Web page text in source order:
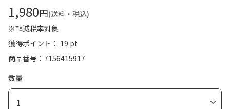
1,980円(送料・税込)
※軽減税率対象
獲得ポイント： 19 pt
商品番号
7156415917
数量
1